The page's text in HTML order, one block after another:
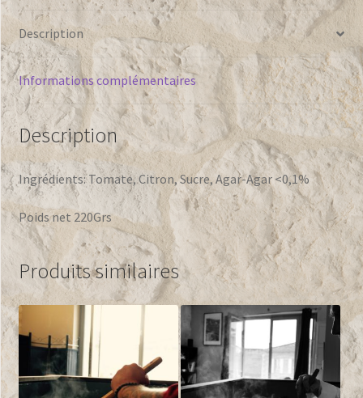
Description
Informations complémentaires
Description
Ingrédients: Tomate, Citron, Sucre, Agar-Agar <0,1%
Poids net 220Grs
Produits similaires